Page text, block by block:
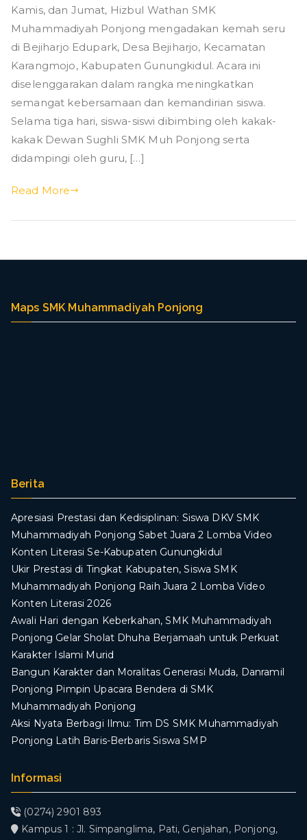
P
nj
g
SMK
Muh
Ponjong
:
Kemah
Tahun
Kamis, dan Jumat, Hizbul Wathan SMK
Muhammadiyah Ponjong mengadakan kemah seru
di Bejiharjo Edupark, Desa Bejiharjo, Kecamatan
Karangmojo, Kabupaten Gunungkidul. Acara ini
diselenggarakan dalam rangka meningkatkan
semangat kebersamaan dan kemandirian siswa.
Selama tiga hari, siswa-siswi dibimbing oleh kakak-
kakak Dewan Sughli SMK Muh Ponjong serta
didampingi oleh guru, […]
Read More
Maps SMK Muhammadiyah Ponjong
Berita
Apresiasi Prestasi dan Kedisiplinan: Siswa DKV SMK
Muhammadiyah Ponjong Sabet Juara 2 Lomba Video
Konten Literasi Se-Kabupaten Gunungkidul
Ukir Prestasi di Tingkat Kabupaten, Siswa SMK
Muhammadiyah Ponjong Raih Juara 2 Lomba Video
Konten Literasi 2026
Awali Hari dengan Keberkahan, SMK Muhammadiyah
Ponjong Gelar Sholat Dhuha Berjamaah untuk Perkuat
Karakter Islami Murid
Bangun Karakter dan Moralitas Generasi Muda, Danramil
Ponjong Pimpin Upacara Bendera di SMK
Muhammadiyah Ponjong
​Aksi Nyata Berbagi Ilmu: Tim DS SMK Muhammadiyah
Ponjong Latih Baris-Berbaris Siswa SMP
Informasi
(0274) 2901 893
Kampus 1 : Jl. Simpanglima, Pati, Genjahan, Ponjong,